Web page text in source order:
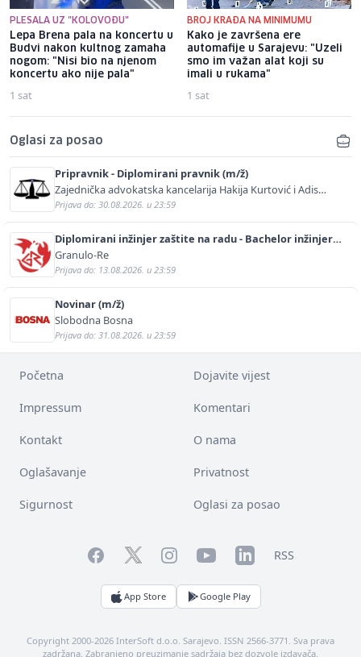
PLESALA UZ "KOLOVOĐU"
Lepa Brena pala na koncertu u
Budvi nakon kultnog zamaha
nogom: "Nisi bio na njenom
koncertu ako nije pala"
1 sat
BROJ KRAĐA NA MINIMUMU
Kako je završena ere
automafije u Sarajevu: "Uzeli
smo im važan alat koji su
imali u rukama"
1 sat
Oglasi za posao
Pripravnik - Diplomirani pravnik (m/ž)
Zajednička advokatska kancelarija Hakija Kurtović i Adis
Kurtović
Prijava do: 30.08.2026. u 23:59
Diplomirani inžinjer zaštite na radu - Bachelor inžinjer
sigurnosti i pomoći (m/ž)
Granulo-Re
Prijava do: 13.08.2026. u 23:59
Novinar (m/ž)
Slobodna Bosna
Prijava do: 31.08.2026. u 23:59
Početna Dojavite vijest
Impressum Komentari
Kontakt O nama
Oglašavanje Privatnost
Sigurnost Oglasi za posao
FacebookTwitterInstagramYouTubeLinkedInRSS
App Store Google Play
Copyright 2000-2026 InterSoft d.o.o. Sarajevo. ISSN 2566-3771. Sva prava
zadržana. Zabranjeno preuzimanje sadržaja bez dozvole izdavača.